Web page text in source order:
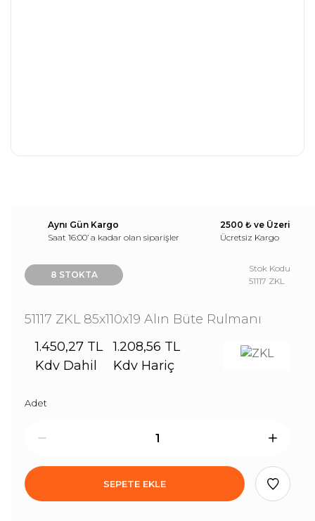
Aynı Gün Kargo
Saat 16:00’ a kadar olan siparişler
2500 ₺ ve Üzeri
Ücretsiz Kargo
8 STOKTA
Stok Kodu
51117 ZKL
51117 ZKL 85x110x19 Alın Büte Rulmanı
1.450,27 TL
Kdv Dahil
1.208,56 TL
Kdv Hariç
Adet
SEPETE EKLE